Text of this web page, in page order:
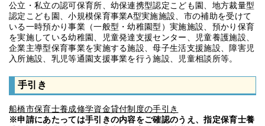
公立・私立の認可保育所、幼保連携型認定こども園、地方裁量型
認定こども園、小規模保育事業A型実施施設、市の補助を受けて
いる一時預かり事業（一般型・幼稚園型）実施施設、預かり保育
を実施している幼稚園、児童発達支援センター、児童養護施設、
企業主導型保育事業を実施する施設、母子生活支援施設、障害児
入所施設、乳児等通園支援事業を行う施設、児童相談所等。
手引き
船橋市保育士養成修学資金貸付制度の手引き
※申請にあたっては手引きの内容をご確認のうえ、指定保育士養